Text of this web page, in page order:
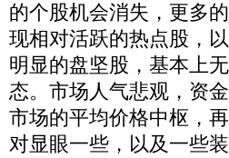
的个股机会消失，更多
现相对活跃的热点股，
明显的盘坚股，基本上
态。市场人气悲观，资
市场的平均价格中枢，
对显眼一些，以及一些